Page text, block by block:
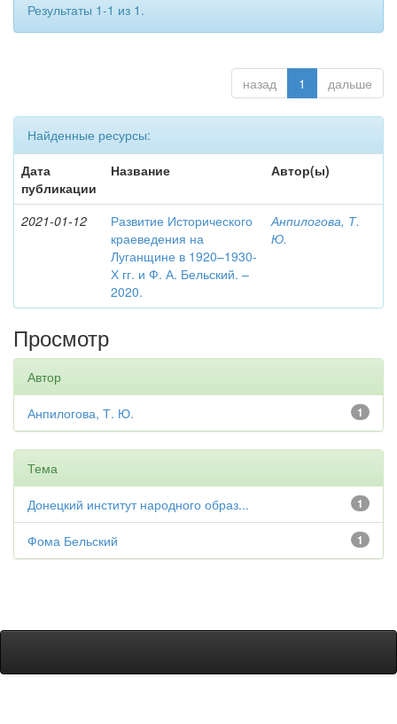
Результаты 1-1 из 1.
назад 1 дальше
Найденные ресурсы:
Дата
публикации
Название Автор(ы)
2021-01-12
Развитие Исторического
краеведения на
Луганщине в 1920–1930-
Х гг. и Ф. А. Бельский. –
2020.
Анпилогова, Т.
Ю.
Просмотр
Автор
1
Анпилогова, Т. Ю.
Тема
1
Донецкий институт народного образ...
1
Фома Бельский